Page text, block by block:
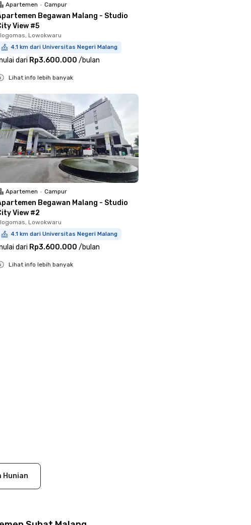
Apartemen • Campur
Begawan Malang - Studio
View #5
Lowokwaru
4.1 km dari Universitas Negeri Malang
dari Rp3.600.000 /bulan
Lihat info lebih banyak
Apartemen • Campur
Begawan Malang - Studio
View #2
Lowokwaru
4.1 km dari Universitas Negeri Malang
dari Rp3.600.000 /bulan
Lihat info lebih banyak
Hunian